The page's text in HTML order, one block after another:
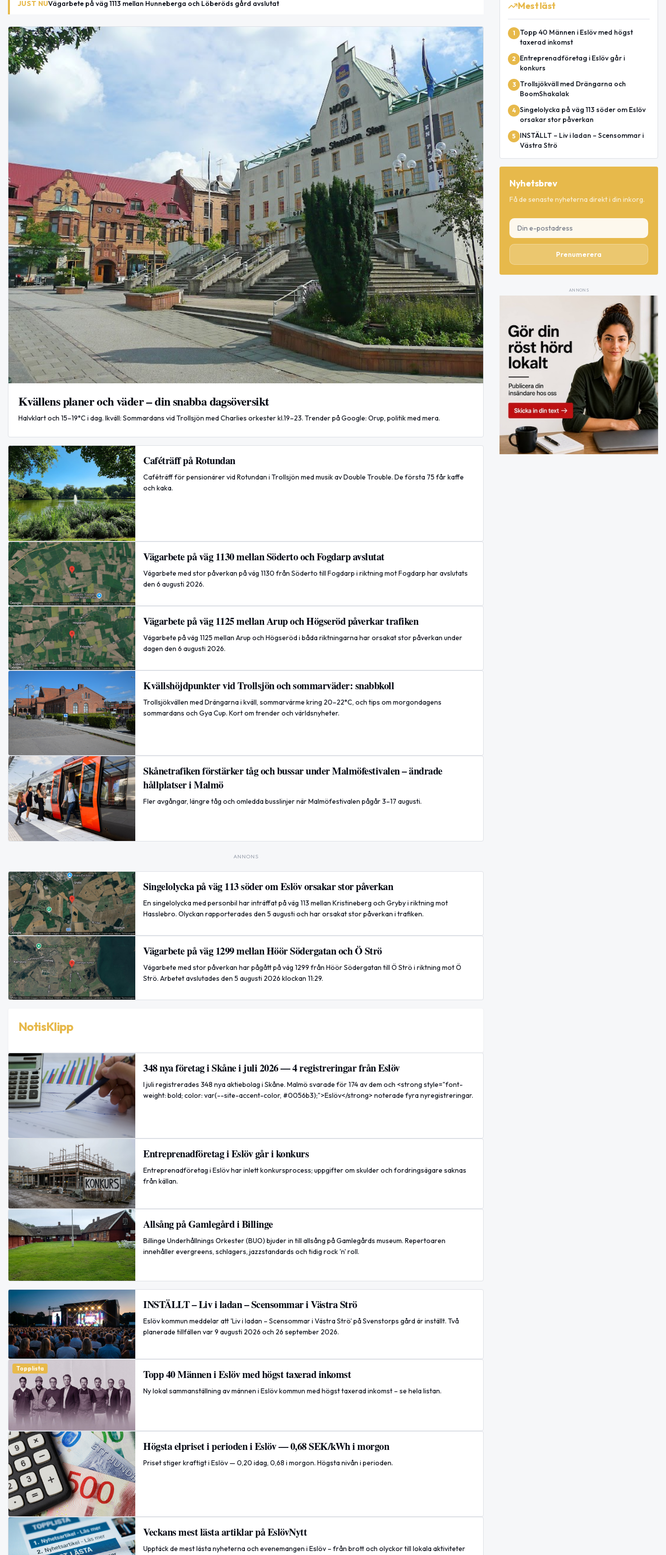
JUST NUVägarbete på väg 1113 mellan Hunneberga och Löberöds gård avslutat
Kvällens planer och väder – din snabba dagsöversikt
Halvklart och 15–19°C i dag. Ikväll: Sommardans vid Trollsjön med Charlies orkester kl.19–23. Trender på Google: Orup, politik med mera.
Caféträff på Rotundan
Caféträff för pensionärer vid Rotundan i Trollsjön med musik av Double Trouble. De första 75 får kaffe
och kaka.
Vägarbete på väg 1130 mellan Söderto och Fogdarp avslutat
Vägarbete med stor påverkan på väg 1130 från Söderto till Fogdarp i riktning mot Fogdarp har avslutats
den 6 augusti 2026.
Vägarbete på väg 1125 mellan Arup och Högseröd påverkar trafiken
Vägarbete på väg 1125 mellan Arup och Högseröd i båda riktningarna har orsakat stor påverkan under
dagen den 6 augusti 2026.
Kvällshöjdpunkter vid Trollsjön och sommarväder: snabbkoll
Trollsjökvällen med Drängarna i kväll, sommarvärme kring 20–22°C, och tips om morgondagens
sommardans och Gya Cup. Kort om trender och världsnyheter.
Skånetrafiken förstärker tåg och bussar under Malmöfestivalen – ändrade
hållplatser i Malmö
Fler avgångar, längre tåg och omledda busslinjer när Malmöfestivalen pågår 3–17 augusti.
ANNONS
Singelolycka på väg 113 söder om Eslöv orsakar stor påverkan
En singelolycka med personbil har inträffat på väg 113 mellan Kristineberg och Gryby i riktning mot
Hasslebro. Olyckan rapporterades den 5 augusti och har orsakat stor påverkan i trafiken.
Vägarbete på väg 1299 mellan Höör Södergatan och Ö Strö
Vägarbete med stor påverkan har pågått på väg 1299 från Höör Södergatan till Ö Strö i riktning mot Ö
Strö. Arbetet avslutades den 5 augusti 2026 klockan 11:29.
NotisKlipp
348 nya företag i Skåne i juli 2026 — 4 registreringar från Eslöv
I juli registrerades 348 nya aktiebolag i Skåne. Malmö svarade för 174 av dem och <strong style="font-
weight: bold; color: var(--site-accent-color, #0056b3);">Eslöv</strong> noterade fyra nyregistreringar.
Entreprenadföretag i Eslöv går i konkurs
Entreprenadföretag i Eslöv har inlett konkursprocess; uppgifter om skulder och fordringsägare saknas
från källan.
Allsång på Gamlegård i Billinge
Billinge Underhållnings Orkester (BUO) bjuder in till allsång på Gamlegårds museum. Repertoaren
innehåller evergreens, schlagers, jazzstandards och tidig rock 'n' roll.
INSTÄLLT – Liv i ladan – Scensommar i Västra Strö
Eslöv kommun meddelar att 'Liv i ladan – Scensommar i Västra Strö' på Svenstorps gård är inställt. Två
planerade tillfällen var 9 augusti 2026 och 26 september 2026.
Topplista Topp 40 Männen i Eslöv med högst taxerad inkomst
Ny lokal sammanställning av männen i Eslöv kommun med högst taxerad inkomst – se hela listan.
Högsta elpriset i perioden i Eslöv — 0,68 SEK/kWh i morgon
Priset stiger kraftigt i Eslöv — 0,20 idag, 0,68 i morgon. Högsta nivån i perioden.
Veckans mest lästa artiklar på EslövNytt
Upptäck de mest lästa nyheterna och evenemangen i Eslöv – från brott och olyckor till lokala aktiviteter
Mest läst
1
Topp 40 Männen i Eslöv med högst
taxerad inkomst
2
Entreprenadföretag i Eslöv går i
konkurs
3
Trollsjökväll med Drängarna och
BoomShakalak
4 Singelolycka på väg 113 söder om Eslöv
orsakar stor påverkan
5
INSTÄLLT – Liv i ladan – Scensommar i
Västra Strö
Nyhetsbrev
Få de senaste nyheterna direkt i din inkorg.
Prenumerera
ANNONS